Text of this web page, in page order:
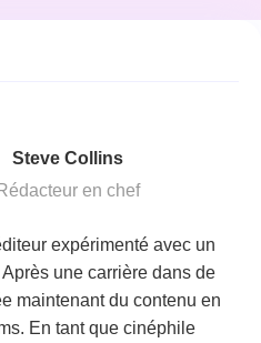
Steve Collins
Rédacteur en chef
expérimenté avec un
une carrière dans de
maintenant du contenu en
En tant que cinéphile